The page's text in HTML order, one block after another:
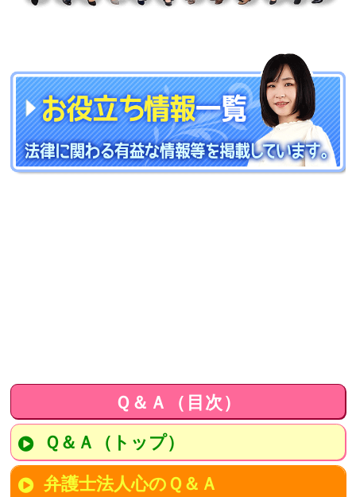
Ｑ＆Ａ（目次）
Ｑ＆Ａ（トップ）
弁護士法人心のＱ＆Ａ